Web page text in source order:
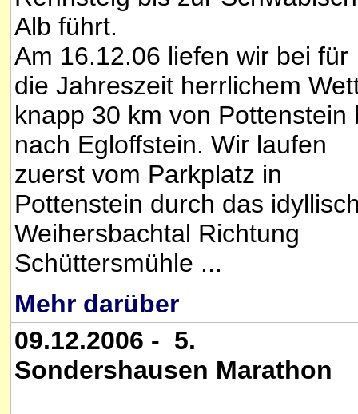
Alb führt.
Am 16.12.06 liefen wir bei für
die Jahreszeit herrlichem
knapp 30 km von Pottenstein
nach Egloffstein. Wir laufen
zuerst vom Parkplatz in
Pottenstein durch das
Weihersbachtal Richtung
Schüttersmühle ...
Mehr darüber
09.12.2006 - 5.
Sondershausen Marathon